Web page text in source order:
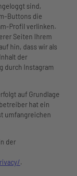
sind,
Buttons die
Profil verlinken.
Seiten Ihrem
hin, dass wir als
der
durch Instagram
auf Grundlage
hat ein
umfangreichen
der
.